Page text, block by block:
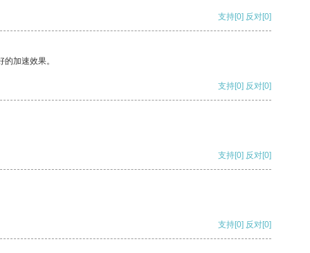
支持[0] 反对[0]
加速效果。
支持[0] 反对[0]
支持[0] 反对[0]
支持[0] 反对[0]